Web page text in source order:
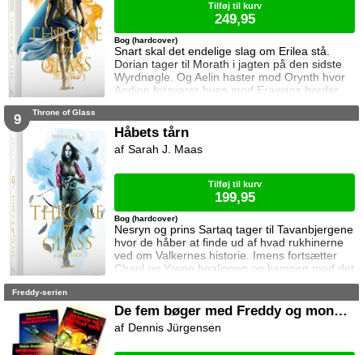
Snart skal det endelige slag om Erilea stå.
Dorian tager til Morath i jagten på den sidste
Wyrdnøgle. Og Aelin haster mod Orynth hvor
Aedion forsvarer byen mod Erawans horder.
Heldigvis er han ikke alene. Men kan deres
mod Erawans rædsler?
Bog (hardcover)
Tilføj til kurv
249,95
9 Throne of Glass
Håbets tårn
Nesryn og prins Sartaq tager til Tavanbjergene
hvor de håber at finde ud af hvad rukhinerne
ved om Valkernes historie. Imens fortsætter
Chaol og Yrene healingen og kampen mod det
mystiske mørke som lurer inden i ham. Men
deres venner derhjemme.
Bog (hardcover)
Sarah J. Maas
Tilføj til kurv
199,95
Freddy-serien
De fem bøger med Freddy og monstrene
Dennis Jürgensen